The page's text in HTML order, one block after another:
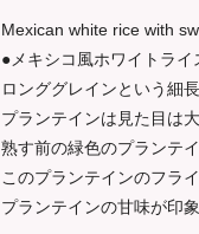
Mexican white rice with
●メキシコ風ホワイトラ
ロンググレインという細
プランテインは見た目は
熟す前の緑色のプランテ
このプランテインのフラ
プランテインの甘味が印